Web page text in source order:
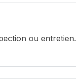
ou entretien.